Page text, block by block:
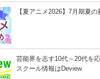
【夏アニメ2026】7月期夏
芸能界を志す10代～20代を
スクール情報はDeview